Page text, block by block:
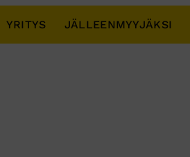
YRITYS JÄLLEENMYYJÄKSI